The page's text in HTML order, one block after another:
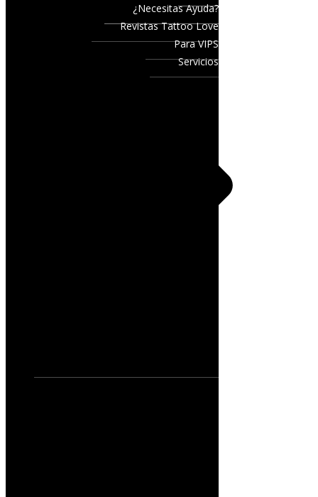
¿Necesitas Ayuda?
Revistas Tattoo Love
Para VIPS
Servicios